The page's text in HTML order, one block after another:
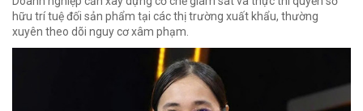
hữu trí tuệ đối sản phẩm tại các thị trường xuất khẩu, thường
xuyên theo dõi nguy cơ xâm phạm.